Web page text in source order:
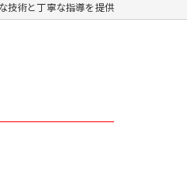
技術と丁寧な指導を提供